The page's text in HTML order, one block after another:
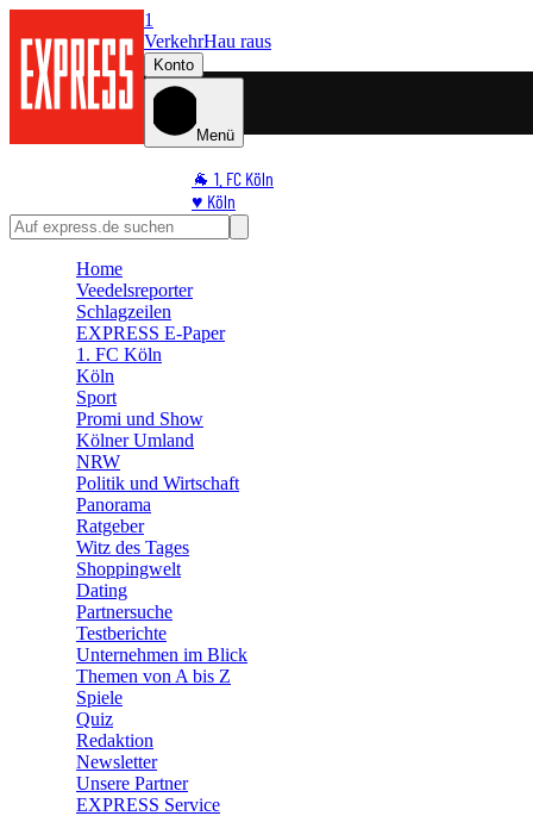
1
VerkehrHau raus
Konto
Menü
🐐 1. FC Köln
♥️ Köln
⭐ Promi
🛒 Shoppingwelt
Home
Veedelsreporter
Schlagzeilen
EXPRESS E-Paper
1. FC Köln
Köln
Sport
Promi und Show
Kölner Umland
NRW
Politik und Wirtschaft
Panorama
Ratgeber
Witz des Tages
Shoppingwelt
Dating
Partnersuche
Testberichte
Unternehmen im Blick
Themen von A bis Z
Spiele
Quiz
Redaktion
Newsletter
Unsere Partner
EXPRESS Service